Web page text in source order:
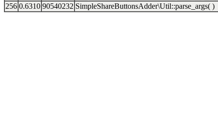
256 0.6310 90540232 SimpleShareButtonsAdder\Util::parse_args( )